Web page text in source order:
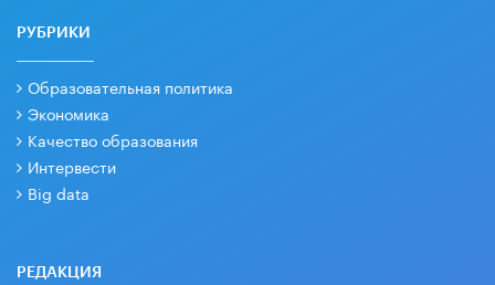
РУБРИКИ
Образовательная политика
Экономика
Качество образования
Интервести
Big data
РЕДАКЦИЯ